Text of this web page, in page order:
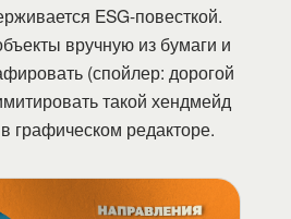
ESG-повесткой.
вручную из бумаги и
(спойлер: дорогой
такой хендмейд
графическом редакторе.